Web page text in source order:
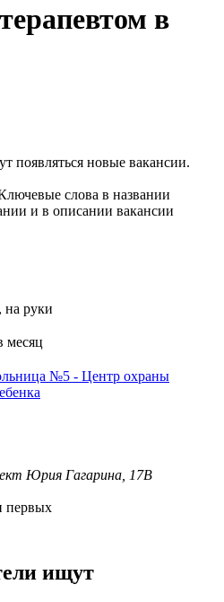
в
появляться новые вакансии.
слова в названии
и в описании вакансии
на руки
месяц
№5 - Центр охраны
Юрия Гагарина, 17В
первых
ищут